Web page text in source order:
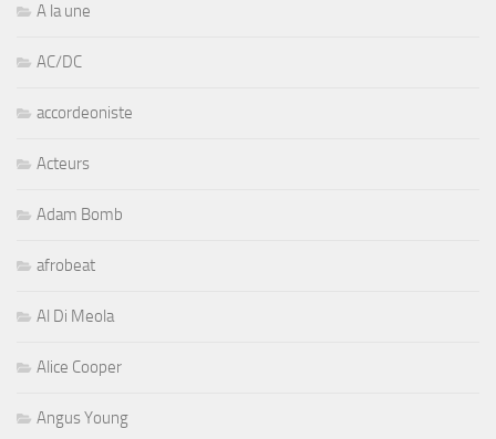
A la une
AC/DC
accordeoniste
Acteurs
Adam Bomb
afrobeat
Al Di Meola
Alice Cooper
Angus Young